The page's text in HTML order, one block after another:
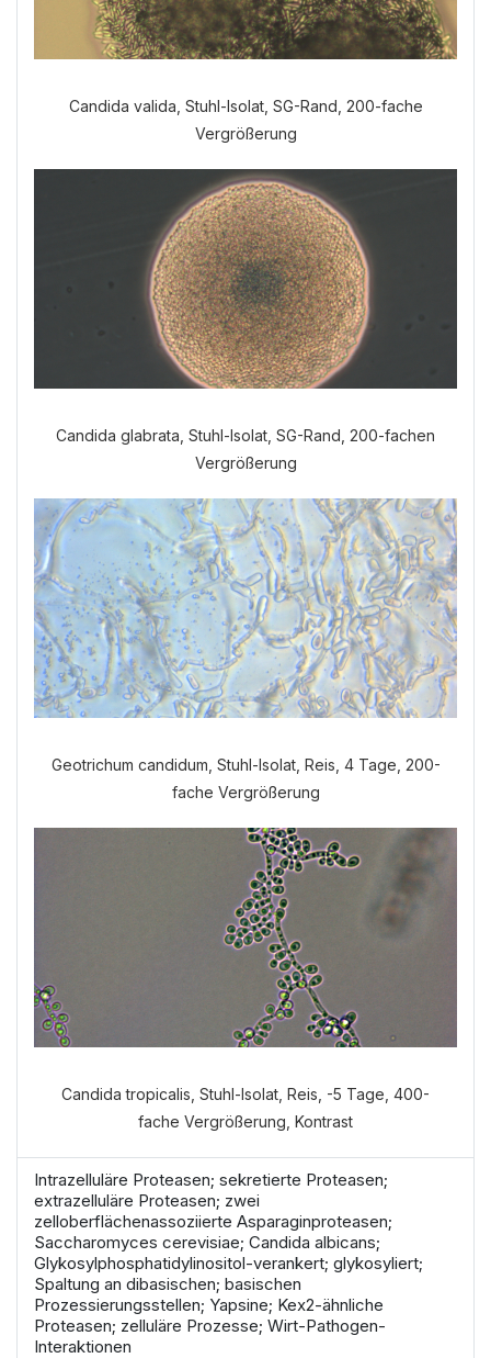
Candida valida, Stuhl-Isolat, SG-Rand, 200-fache
Vergrößerung
Candida glabrata, Stuhl-Isolat, SG-Rand, 200-fachen
Vergrößerung
Geotrichum candidum, Stuhl-Isolat, Reis, 4 Tage, 200-
fache Vergrößerung
Candida tropicalis, Stuhl-Isolat, Reis, -5 Tage, 400-
fache Vergrößerung, Kontrast
Intrazelluläre Proteasen; sekretierte Proteasen;
extrazelluläre Proteasen; zwei
zelloberflächenassoziierte Asparaginproteasen;
Saccharomyces cerevisiae; Candida albicans;
Glykosylphosphatidylinositol-verankert; glykosyliert;
Spaltung an dibasischen; basischen
Prozessierungsstellen; Yapsine; Kex2-ähnliche
Proteasen; zelluläre Prozesse; Wirt-Pathogen-
Interaktionen
Welche Anamnese möchten Sie
durchführen?
VERDAUUNGSANAMNESE
NORMALE ANAMNESE